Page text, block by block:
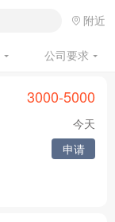
附近
公司要求
3000-5000
今天
申请